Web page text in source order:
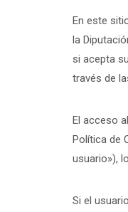
En este
la
si acepta
través de
El acceso
Política de
usuario»),
Si el